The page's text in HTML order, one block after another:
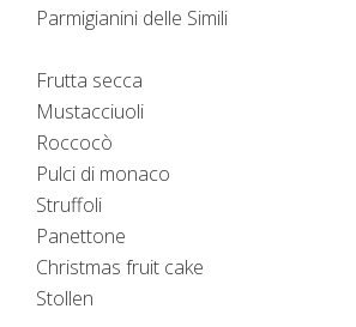
Parmigianini delle Simili
Frutta secca
Mustacciuoli
Roccocò
Pulci di monaco
Struffoli
Panettone
Christmas fruit cake
Stollen